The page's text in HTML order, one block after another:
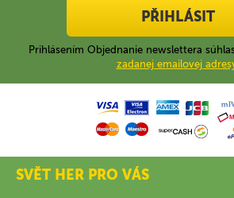
PŘIHLÁSIT
Prihlásením Objednanie newslettera
zadanej emailovej
SVĚT HER PRO VÁS